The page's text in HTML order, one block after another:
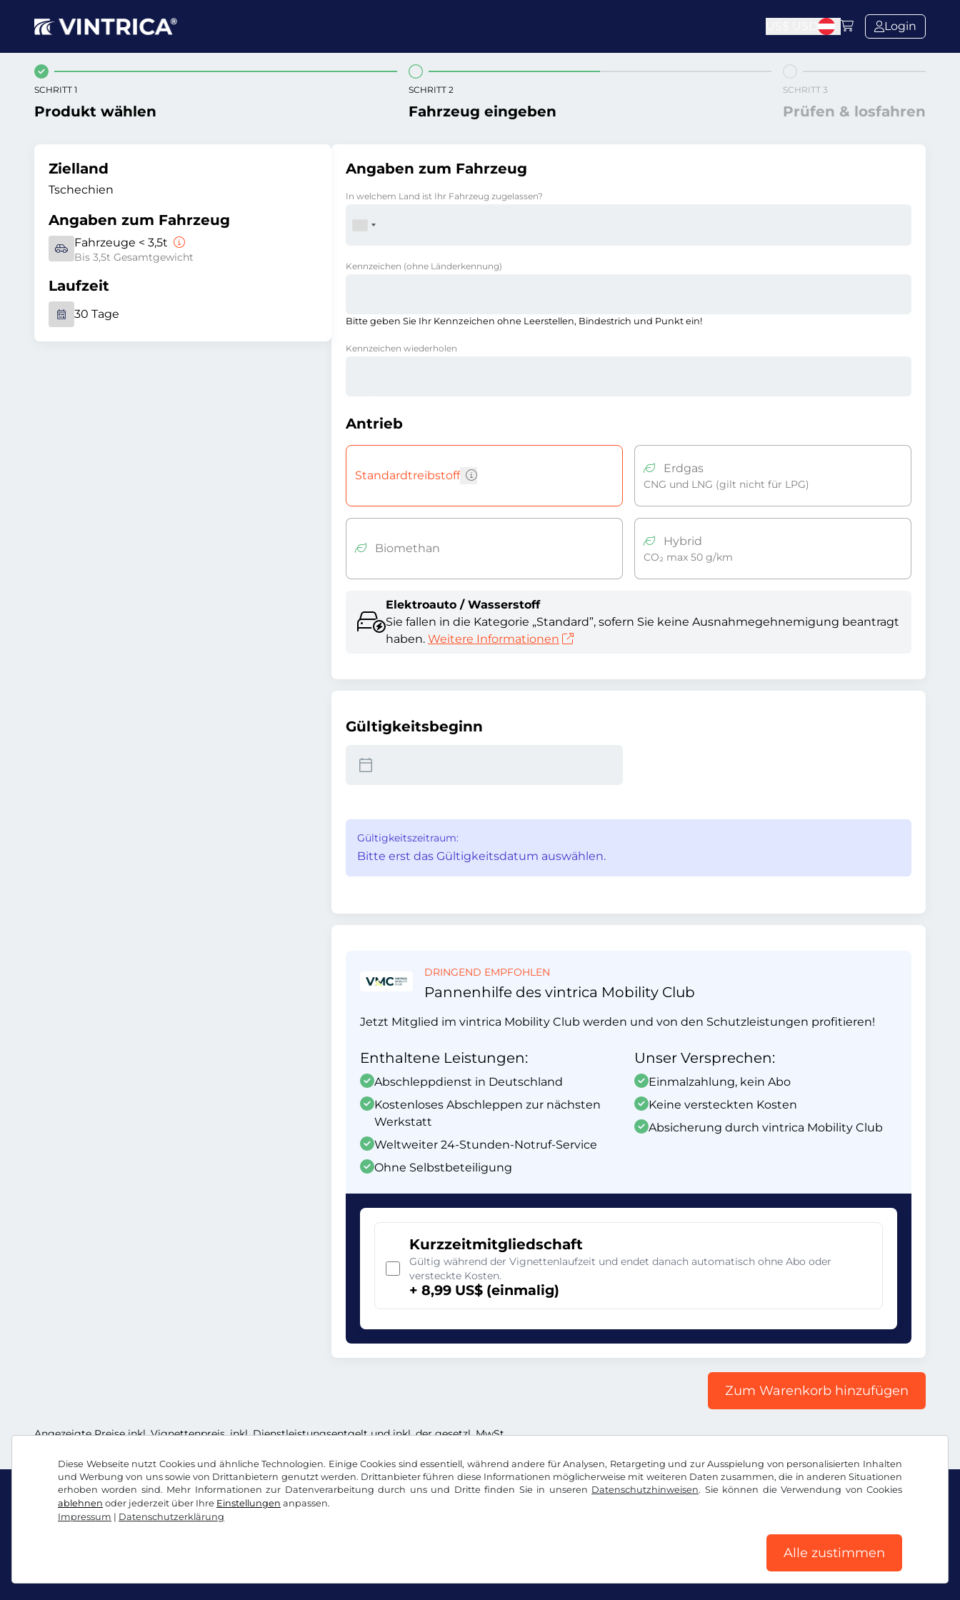
Diese Webseite nutzt Cookies und ähnliche Technologien. Einige Cookies sind essentiell, während andere für Analysen, Retargeting und zur Ausspielung von personalisierten Inhalten
und Werbung von uns sowie von Drittanbietern genutzt werden. Drittanbieter führen diese Informationen möglicherweise mit weiteren Daten zusammen, die in anderen Situationen
erhoben worden sind. Mehr Informationen zur Datenverarbeitung durch uns und Dritte finden Sie in unseren Datenschutzhinweisen. Sie können die Verwendung von Cookies
ablehnen oder jederzeit über Ihre Einstellungen anpassen.
Impressum | Datenschutzerklärung
Alle zustimmen
Login
SCHRITT 1
Produkt wählen
SCHRITT 2
Fahrzeug eingeben
SCHRITT 3
Prüfen & losfahren
Zielland
Tschechien
Angaben zum Fahrzeug
Fahrzeuge < 3,5t
Bis 3,5t Gesamtgewicht
Laufzeit
30 Tage
Angaben zum Fahrzeug
In welchem Land ist Ihr Fahrzeug zugelassen?
Kennzeichen (ohne Länderkennung)
Bitte geben Sie Ihr Kennzeichen ohne Leerstellen, Bindestrich und Punkt ein!
Kennzeichen wiederholen
Antrieb
Standardtreibstoff
Erdgas
CNG und LNG (gilt nicht für LPG)
Biomethan
Hybrid
CO₂ max 50 g/km
Elektroauto / Wasserstoff
Sie fallen in die Kategorie „Standard”, sofern Sie keine Ausnahmegehnemigung beantragt
haben. Weitere Informationen
Gültigkeitsbeginn
Gültigkeitszeitraum:
Bitte erst das Gültigkeitsdatum auswählen.
DRINGEND EMPFOHLEN
Pannenhilfe des vintrica Mobility Club
Jetzt Mitglied im vintrica Mobility Club werden und von den Schutzleistungen profitieren!
Enthaltene Leistungen:
Abschleppdienst in Deutschland
Kostenloses Abschleppen zur nächsten
Werkstatt
Weltweiter 24-Stunden-Notruf-Service
Ohne Selbstbeteiligung
Unser Versprechen:
Einmalzahlung, kein Abo
Keine versteckten Kosten
Absicherung durch vintrica Mobility Club
Kurzzeitmitgliedschaft
Gültig während der Vignettenlaufzeit und endet danach automatisch ohne Abo oder
versteckte Kosten.
+ 8,99 US$ (einmalig)
Zum Warenkorb hinzufügen
Angezeigte Preise inkl. Vignettenpreis, inkl. Dienstleistungsentgelt und inkl. der gesetzl. MwSt.